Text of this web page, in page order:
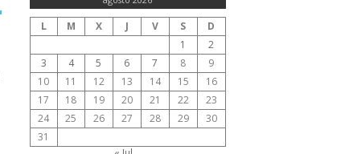
L M X J V S
D
1
2
3
4 5 6 7 8
9
10
11 12 13 14 15
16
17
18 19 20 21 22
23
24
25 26 27 28 29
30
31